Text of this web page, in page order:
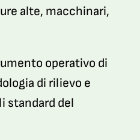
alte, macchinari,
operativo di
di rilievo e
standard del